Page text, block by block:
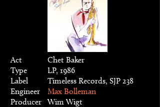
Act
Chet Baker
Type
LP, 1986
Label
Timeless Records, SJP 238
Engineer
Max Bolleman
Producer
Wim Wigt